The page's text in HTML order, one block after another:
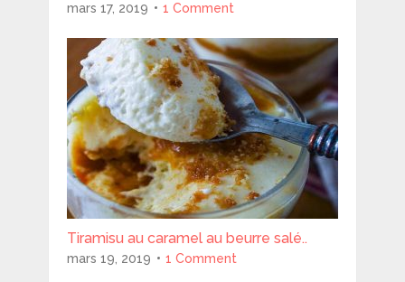
mars 17, 2019 1 Comment
Tiramisu au caramel au beurre salé..
mars 19, 2019 1 Comment